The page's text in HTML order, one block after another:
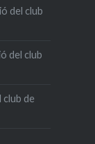
del club
del club
club de